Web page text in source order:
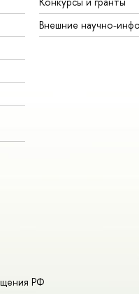
Внешние научно-
РФ